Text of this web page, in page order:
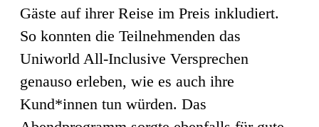
Gäste auf ihrer Reise im Preis inkludiert.
So konnten die Teilnehmenden das
Uniworld All-Inclusive Versprechen
genauso erleben, wie es auch ihre
Kund*innen tun würden. Das